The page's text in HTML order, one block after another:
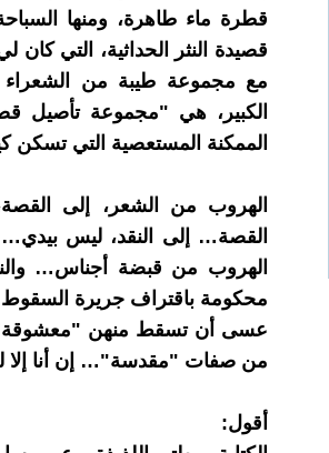
قطرة ماء طاهرة، ومنها
قصيدة النثر الحداثية، التي
مع مجموعة طيبة من الشعراء
الكبير، هي "مجموعة تأصيل
الممكنة المستعصية التي تسكن
الهروب من الشعر، إلى
القصة… إلى النقد، ليس
الهروب من قبضة أجناس…
محكومة باقتراف جريرة
عسى أن تسقط منهن "معشوقة"
من صفات "مقدسة"… إن أنا إلا
أقول: